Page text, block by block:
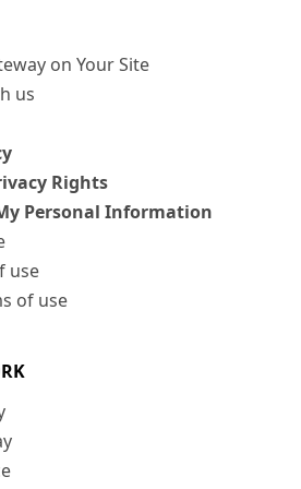
on Your Site
us
Rights
Personal Information
use
of use